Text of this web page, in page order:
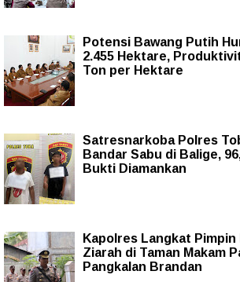
Potensi Bawang Putih
2.455 Hektare,
Ton per Hektare
Satresnarkoba Polres
Bandar Sabu di Balige,
Bukti Diamankan
Kapolres Langkat Pimpin
Ziarah di Taman Makam
Pangkalan Brandan